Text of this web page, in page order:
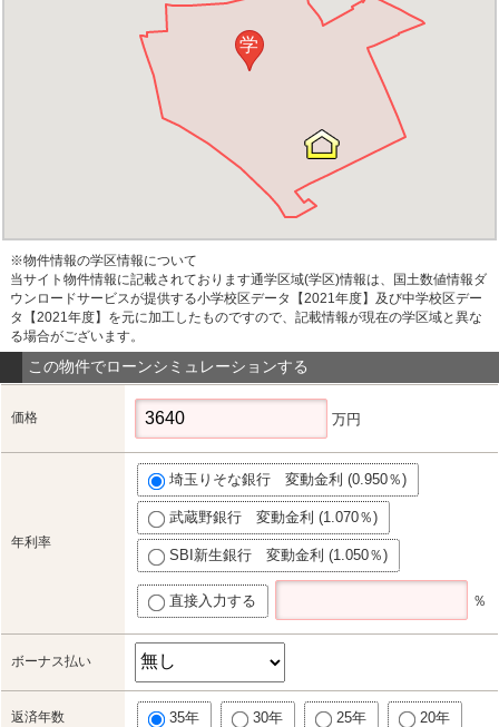
学
※物件情報の学区情報について
当サイト物件情報に記載されております通学区域(学区)情報は、国土数値情報ダ
ウンロードサービスが提供する小学校区データ【2021年度】及び中学校区デー
タ【2021年度】を元に加工したものですので、記載情報が現在の学区域と異な
る場合がございます。
この物件でローンシミュレーションする
価格 万円
年利率
埼玉りそな銀行 変動金利 (0.950％)
武蔵野銀行 変動金利 (1.070％)
SBI新生銀行 変動金利 (1.050％)
直接入力する ％
ボーナス払い
返済年数 35年 30年 25年 20年